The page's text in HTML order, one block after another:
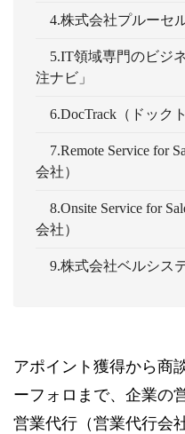
4.株式会社プルーセ
5.IT領域専門のビジ
注ナビ」
6.DocTrack（ドック
7.Remote Service for
会社）
8.Onsite Service for
会社）
9.株式会社ベルシス
アポイント獲得から商
ーフォロまで、企業の
営業代行（営業代行会